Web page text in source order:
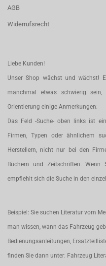
AGB
Widerrufsrecht
Liebe Kunden!
Unser Shop wächst und wächst!
manchmal etwas schwierig
Orientierung einige Anmerkungen:
Das Feld -Suche- oben links ist
Firmen, Typen oder ähnlichem
Herstellern, nicht nur bei den
Büchern und Zeitschriften. Wenn
empfiehlt sich die Suche in den
Beispiel: Sie suchen Literatur vom
man wissen, wann das Fahrzeug
Bedienungsanleitungen,
finden Sie dann unter: Fahrzeug